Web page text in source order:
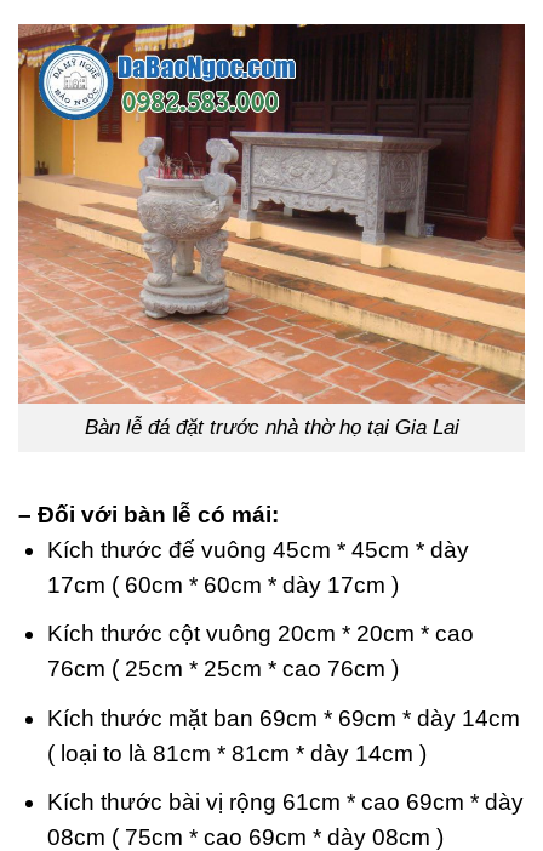
Bàn lễ đá đặt trước nhà thờ họ tại Gia Lai
– Đối với bàn lễ có mái:
Kích thước đế vuông 45cm * 45cm * dày
17cm ( 60cm * 60cm * dày 17cm )
Kích thước cột vuông 20cm * 20cm * cao
76cm ( 25cm * 25cm * cao 76cm )
Kích thước mặt ban 69cm * 69cm * dày 14cm
( loại to là 81cm * 81cm * dày 14cm )
Kích thước bài vị rộng 61cm * cao 69cm * dày
08cm ( 75cm * cao 69cm * dày 08cm )